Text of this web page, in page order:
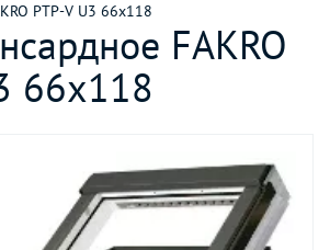
PTP-V U3 66х118
FAKRO
66х118